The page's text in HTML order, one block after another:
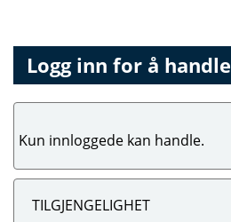
Logg inn for å handle
Kun innloggede kan handle.
TILGJENGELIGHET